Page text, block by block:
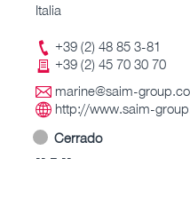
Italia
+39 (2) 48 85 3-81
+39 (2) 45 70 30 70
marine@saim-
http://www.saim-
Cerrado
-- – --